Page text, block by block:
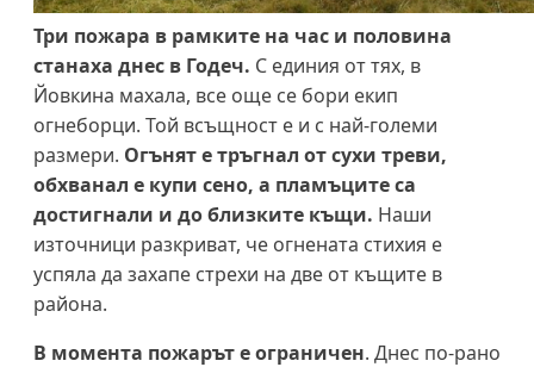
Три пожара в рамките на час и половина
станаха днес в Годеч. С единия от тях, в
Йовкина махала, все още се бори екип
огнеборци. Той всъщност е и с най-големи
размери. Огънят е тръгнал от сухи треви,
обхванал е купи сено, а пламъците са
достигнали и до близките къщи. Наши
източници разкриват, че огнената стихия е
успяла да захапе стрехи на две от къщите в
района.
В момента пожарът е ограничен. Днес по-рано